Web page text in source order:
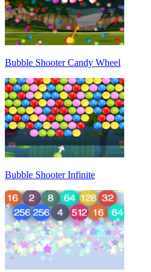
Bubble Shooter Candy Wheel
Bubble Shooter Infinite